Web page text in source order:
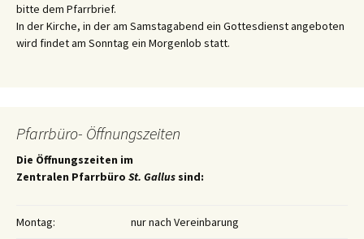
bitte dem Pfarrbrief.
In der Kirche, in der am Samstagabend ein Gottesdienst angeboten
wird findet am Sonntag ein Morgenlob statt.
Pfarrbüro- Öffnungszeiten
Die Öffnungszeiten im
Zentralen Pfarrbüro St. Gallus sind:
Montag: nur nach Vereinbarung